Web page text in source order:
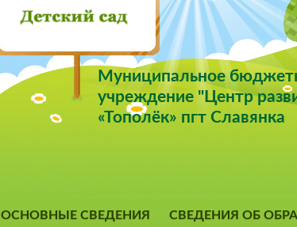
Муниципальное
учреждение "Центр
«Тополёк» пгт Славянка
ОСНОВНЫЕ СВЕДЕНИЯ СВЕДЕНИЯ ОБ